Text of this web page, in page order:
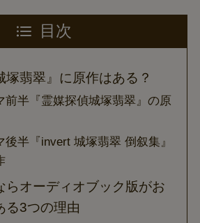
目次
塚翡翠』に原作はある？
前半『霊媒探偵城塚翡翠』の原
後半『invert 城塚翡翠 倒叙集』
らオーディオブック版がお
る3つの理由